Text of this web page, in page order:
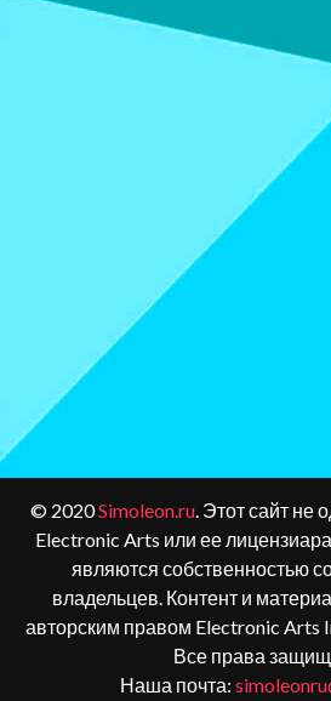
© 2020Simoleon.ru. Этот сайт не
Electronic Arts или ее
являются собственностью
владельцев. Контент и
авторским правом Electronic Arts
Все права
Наша почта: